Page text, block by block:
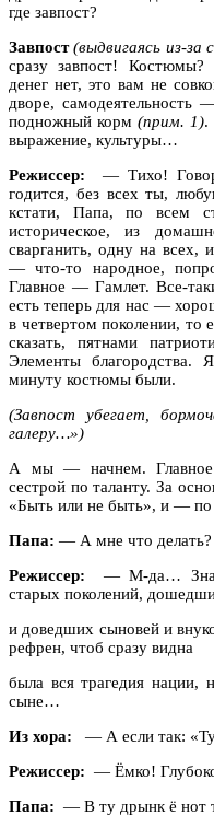
где завпост?
Завпост(выдвигаясь из-за
сразу завпост!
денег нет, это вам не
дворе, самодеятельность
подножный корм(прим. 1).
выражение, культуры…
Режиссер:
— Тихо!
годится, без всех ты,
кстати, Папа, по всем
историческое, из
сварганить, одну на
— что-то народное,
Главное — Гамлет. Все-
есть теперь для нас —
в четвертом поколении,
сказать, пятнами
Элементы
минуту костюмы были.
(Завпост убегает,
галеру…»)
А мы — начнем. Главное
сестрой по таланту. За
«Быть или не быть», и — по
Папа: — А мне что делать?
Режиссер:
— М-да…
старых поколений,
и доведших сыновей и
рефрен, чтоб сразу видна
была вся трагедия
сыне…
Из хора:
— А если так:
Режиссер: — Ёмко!
Папа: — В ту дрынк ё нот